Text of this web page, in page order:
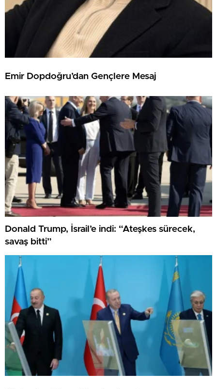
Emir Dopdoğru’dan Gençlere Mesaj
Donald Trump, İsrail’e indi: “Ateşkes sürecek,
savaş bitti”